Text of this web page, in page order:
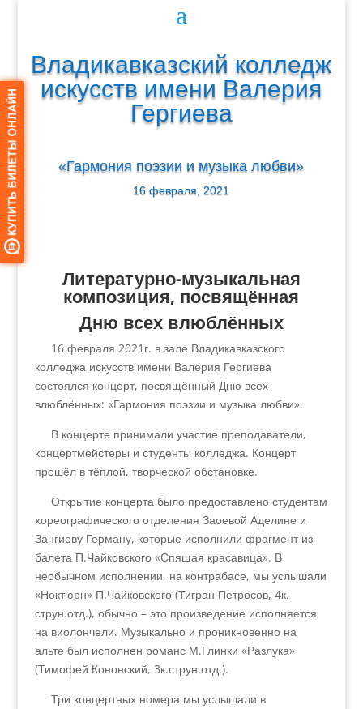
Владикавказский колледж
искусств имени Валерия
Гергиева
«Гармония поэзии и музыка любви»
16 февраля, 2021
Литературно-музыкальная
композиция, посвящённая
Дню всех влюблённых
16 февраля 2021г. в зале Владикавказского
колледжа искусств имени Валерия Гергиева
состоялся концерт, посвящённый Дню всех
влюблённых: «Гармония поэзии и музыка любви».
В концерте принимали участие преподаватели,
концертмейстеры и студенты колледжа. Концерт
прошёл в тёплой, творческой обстановке.
Открытие концерта было предоставлено студентам
хореографического отделения Заоевой Аделине и
Зангиеву Герману, которые исполнили фрагмент из
балета П.Чайковского «Спящая красавица». В
необычном исполнении, на контрабасе, мы услышали
«Ноктюрн» П.Чайковского (Тигран Петросов, 4к.
струн.отд.), обычно – это произведение исполняется
на виолончели. Музыкально и проникновенно на
альте был исполнен романс М.Глинки «Разлука»
(Тимофей Кононский, 3к.струн.отд.).
Три концертных номера мы услышали в